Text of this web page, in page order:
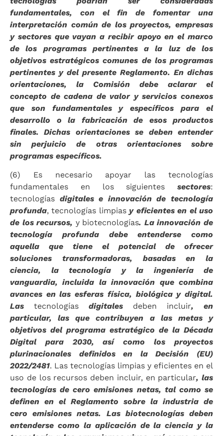
fundamentales, con el fin de fomentar una
interpretación común de los proyectos, empresas
y sectores que vayan a recibir apoyo en el marco
de los programas pertinentes a la luz de los
objetivos estratégicos comunes de los programas
pertinentes y del presente Reglamento. En dichas
orientaciones, la Comisión debe aclarar el
concepto de cadena de valor y servicios conexos
que son fundamentales y específicos para el
desarrollo o la fabricación de esos productos
finales. Dichas orientaciones se deben entender
sin perjuicio de otras orientaciones sobre
programas específicos.
(6) Es necesario apoyar las tecnologías
fundamentales en los siguientes sectores:
tecnologías digitales e innovación de tecnología
profunda, tecnologías limpiasy eficientes en el uso
de los recursos, y biotecnologías. La innovación de
tecnología profunda debe entenderse como
aquella que tiene el potencial de ofrecer
soluciones transformadoras, basadas en la
ciencia, la tecnología y la ingeniería de
vanguardia, incluida la innovación que combina
avances en las esferas física, biológica y digital.
Las tecnologías digitales deben incluir, en
particular, las que contribuyen a las metas y
objetivos del programa estratégico de la Década
Digital para 2030, así como los proyectos
plurinacionales definidos en la Decisión (EU)
2022/2481. Las tecnologías limpias y eficientes en el
uso de los recursos deben incluir, en particular, las
tecnologías de cero emisiones netas, tal como se
definen en el Reglamento sobre la industria de
cero emisiones netas. Las biotecnologías deben
entenderse como la aplicación de la ciencia y la